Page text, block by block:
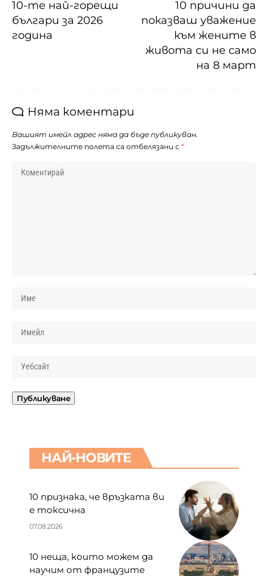
10-те най-горещи
българи за 2026
година
10 причини да
показваш уважение
към жените в
живота си не само
на 8 март
Няма коментари
Вашият имейл адрес няма да бъде публикуван.
Задължителните полета са отбелязани с *
НАЙ-НОВИТЕ
10 признака, че връзката ви
е токсична
07.08.2026
10 неща, които можем да
научим от французите